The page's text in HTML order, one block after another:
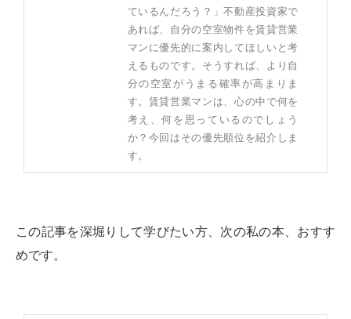
ているんだろう？」不動産投資家で
あれば、自分の空室物件を賃貸営業
マンに優先的に案内してほしいと考
えるものです。そうすれば、より自
分の空室がうまる確率が高まりま
す。賃貸営業マンは、心の中で何を
考え、何を思っているのでしょう
か？今回はその優先順位を紹介しま
す。
この記事を深堀りして学びたい方、次の私の本、おすす
めです。